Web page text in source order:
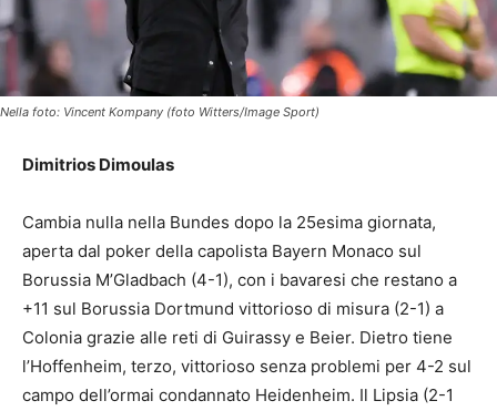
Nella foto: Vincent Kompany (foto Witters/Image Sport)
Dimitrios Dimoulas
Cambia nulla nella Bundes dopo la 25esima giornata,
aperta dal poker della capolista Bayern Monaco sul
Borussia M’Gladbach (4-1), con i bavaresi che restano a
+11 sul Borussia Dortmund vittorioso di misura (2-1) a
Colonia grazie alle reti di Guirassy e Beier. Dietro tiene
l’Hoffenheim, terzo, vittorioso senza problemi per 4-2 sul
campo dell’ormai condannato Heidenheim. Il Lipsia (2-1